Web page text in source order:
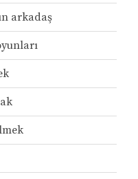
arkadaş